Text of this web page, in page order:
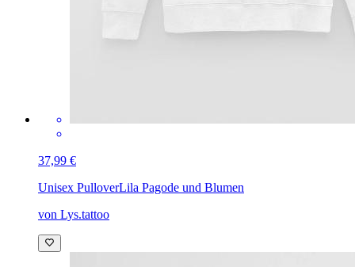
37,99 €
Unisex PulloverLila Pagode und Blumen
von Lys.tattoo